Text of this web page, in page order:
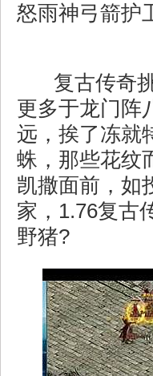
怒雨神弓箭护
复古传奇
更多于龙门阵
远，挨了冻就
蛛，那些花纹
凯撒面前，如
家，1.76复古
野猪?